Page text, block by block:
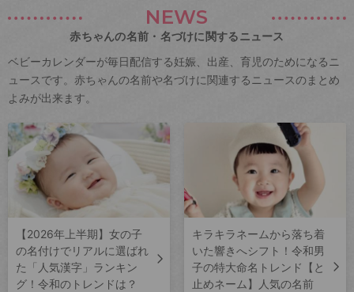
NEWS
赤ちゃんの名前・名づけに関するニュース
ベビーカレンダーが毎日配信する妊娠、出産、育児のためになるニ
ュースです。赤ちゃんの名前や名づけに関連するニュースのまとめ
よみが出来ます。
【2026年上半期】女の子
の名付けでリアルに選ばれ
た「人気漢字」ランキン
グ！令和のトレンドは？
キラキラネームから落ち着
いた響きへシフト！令和男
子の特大命名トレンド【と
止めネーム】人気の名前